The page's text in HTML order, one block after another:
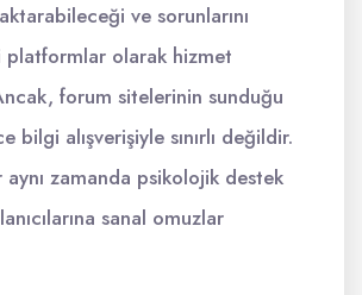
ve sorunlarını
platformlar olarak hizmet
forum sitelerinin sunduğu
bilgi alışverişiyle sınırlı değildir.
zamanda psikolojik destek
sanal omuzlar